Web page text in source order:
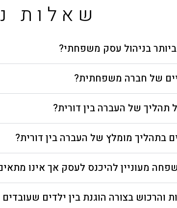
שאלות
בניהול עסק משפחתי?
של חברה משפחתית?
תהליך של העברה בין דורית?
בתהליך מומלץ של העברה בין דורית?
מעוניין להיכנס לעסק אך אינו
והרכוש בצורה הוגנת בין ילדים